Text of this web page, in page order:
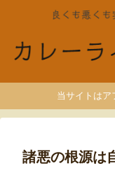
当サイトはア
諸悪の根源は